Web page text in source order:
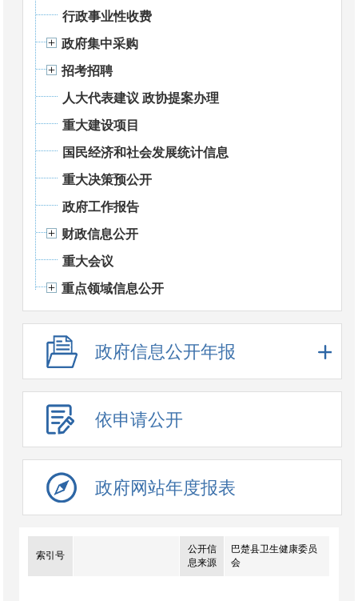
行政事业性收费
政府集中采购
招考招聘
人大代表建议 政协提案办理
重大建设项目
国民经济和社会发展统计信息
重大决策预公开
政府工作报告
财政信息公开
重大会议
重点领域信息公开
政府信息公开年报
依申请公开
政府网站年度报表
索引号
公开信
息来源
巴楚县卫生健康委员
会